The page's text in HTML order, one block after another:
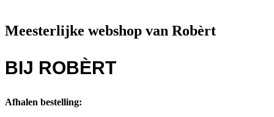
Meesterlijke webshop van Robèrt
BIJ ROBÈRT
Afhalen bestelling: